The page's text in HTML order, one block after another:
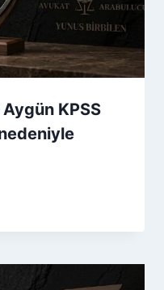
KPSS